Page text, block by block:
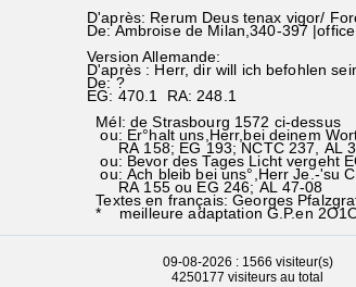
D'après: Rerum Deus tenax vigor/
De: Ambroise de Milan,340-397
Version Allemande:
D'après : Herr, dir will ich befohlen
De: ?
EG: 470.1 RA: 248.1
Mél: de Strasbourg 1572 ci-dessus
ou: Er°halt uns,Herr,bei deinem
RA 158; EG 193; NCTC 237, AL
ou: Bevor des Tages Licht vergeht
ou: Ach bleib bei uns°,Herr Je.-'su
RA 155 ou EG 246; AL 47-08
Textes en français: Georges
* meilleure adaptation G.P.en
09-08-2026 : 1566 visiteur(s)
4250177 visiteurs au total